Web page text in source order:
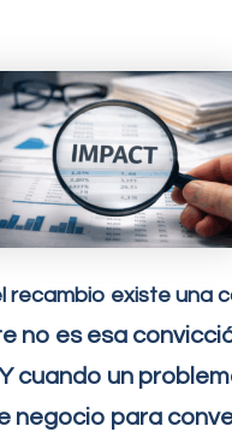
recambio existe una
no es esa
cuando un
negocio para